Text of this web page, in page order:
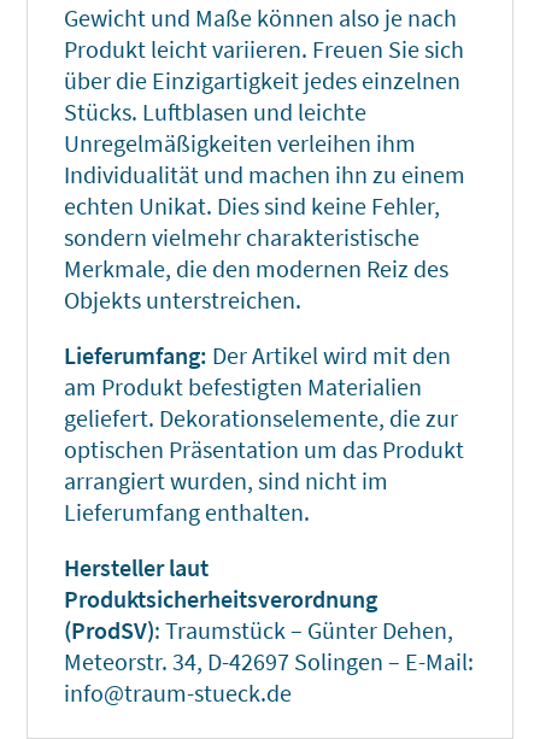
Gewicht und Maße können also je nach
Produkt leicht variieren. Freuen Sie sich
über die Einzigartigkeit jedes einzelnen
Stücks. Luftblasen und leichte
Unregelmäßigkeiten verleihen ihm
Individualität und machen ihn zu einem
echten Unikat. Dies sind keine Fehler,
sondern vielmehr charakteristische
Merkmale, die den modernen Reiz des
Objekts unterstreichen.
Lieferumfang: Der Artikel wird mit den
am Produkt befestigten Materialien
geliefert. Dekorationselemente, die zur
optischen Präsentation um das Produkt
arrangiert wurden, sind nicht im
Lieferumfang enthalten.
Hersteller laut
Produktsicherheitsverordnung
(ProdSV): Traumstück – Günter Dehen,
Meteorstr. 34, D-42697 Solingen – E-Mail:
info@traum-stueck.de